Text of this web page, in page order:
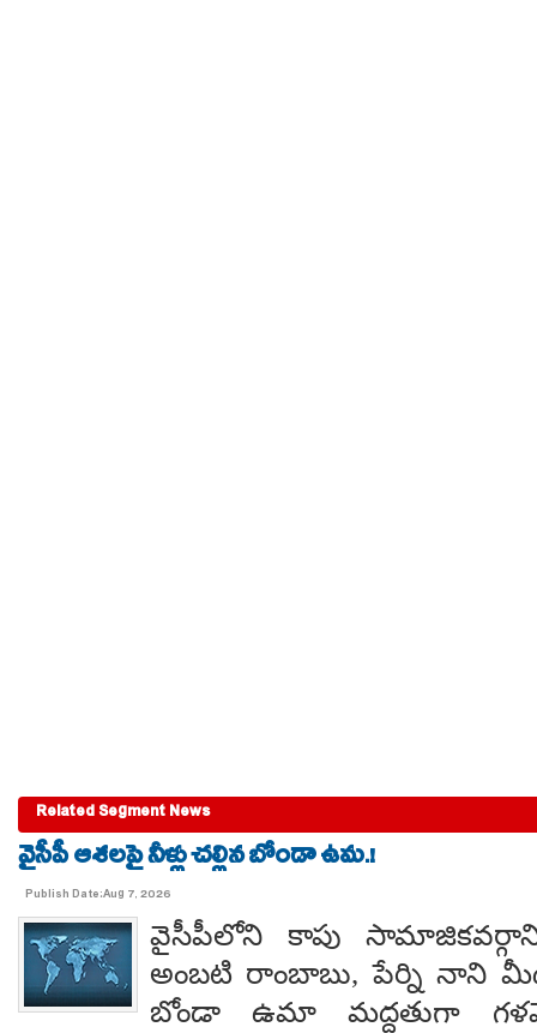
Related Segment News
వైసీపీ ఆశలపై నీళ్లు చల్లిన బోండా ఉమ.!
Publish Date:Aug 7, 2026
వైసీపీలోని కాపు
అంబటి రాంబాబు, పేర్ని నాని
బోండా ఉమా మద్దతుగా